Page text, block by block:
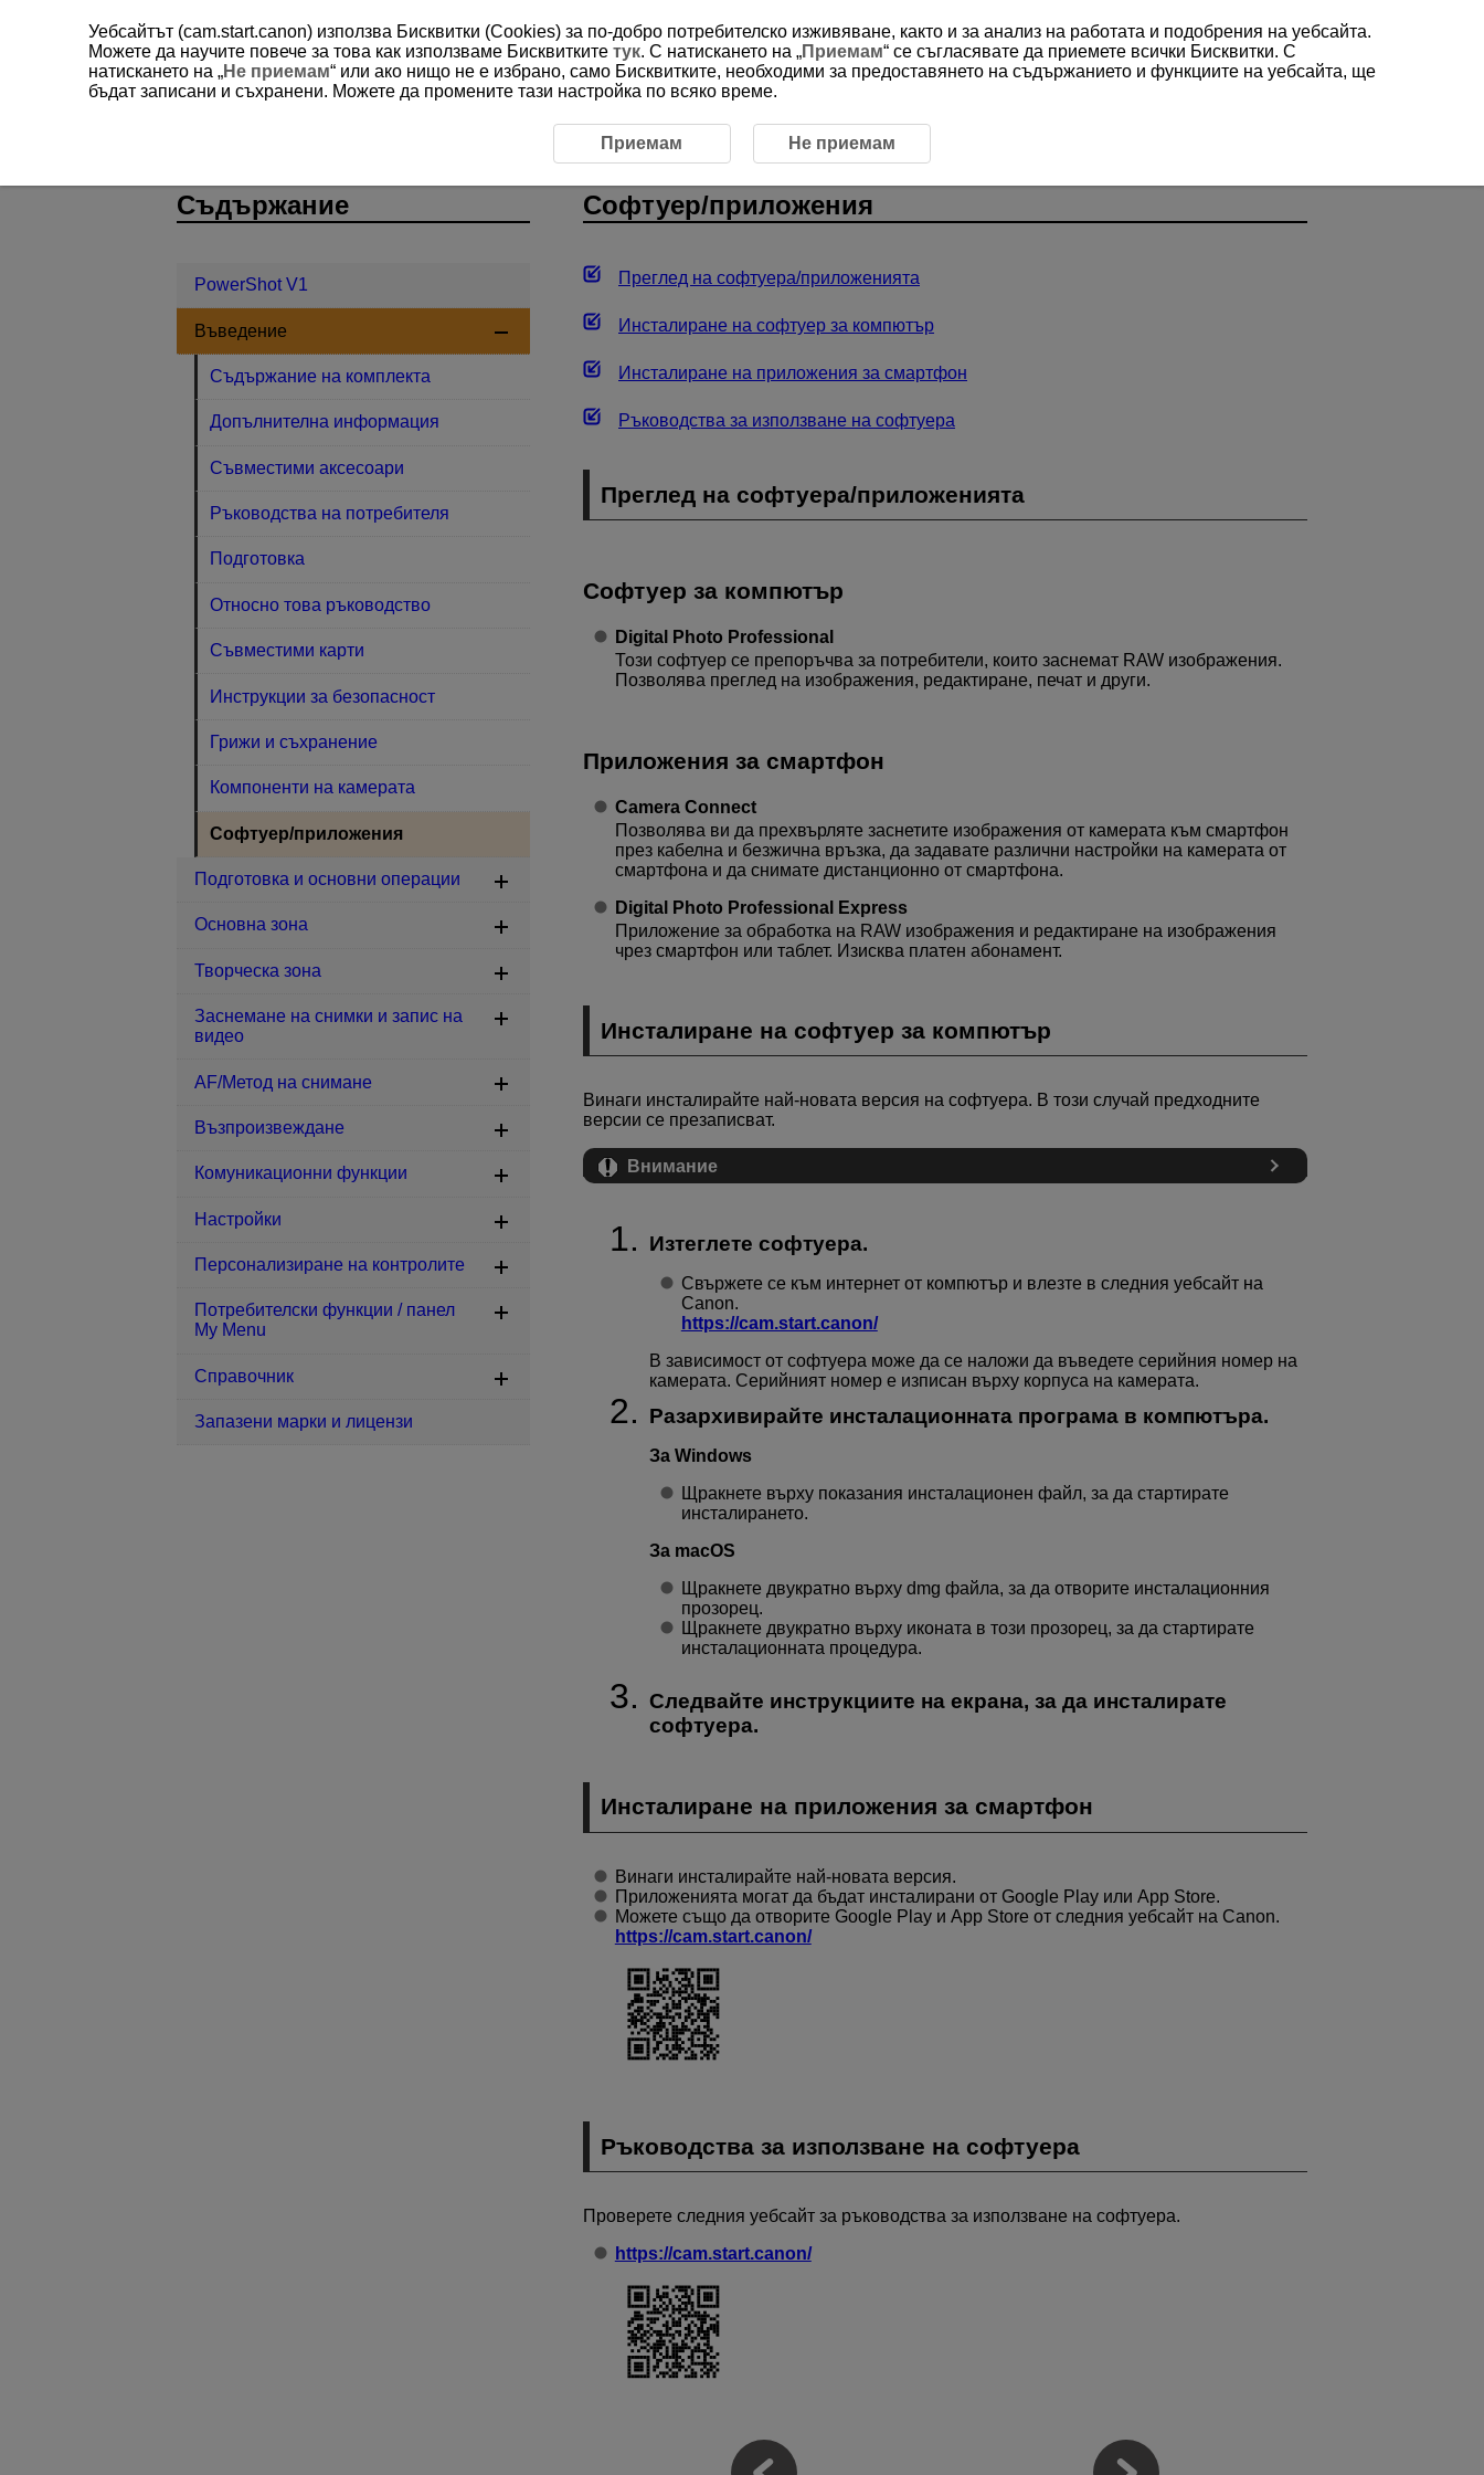
PowerShot V1 Въведение Софтуер/приложения
Софтуер/приложения
Преглед на софтуера/приложенията
Инсталиране на софтуер за компютър
Инсталиране на приложения за смартфон
Ръководства за използване на софтуера
Преглед на софтуера/приложенията
Софтуер за компютър
Digital Photo Professional
Този софтуер се препоръчва за потребители, които заснемат RAW изображения.
Позволява преглед на изображения, редактиране, печат и други.
Приложения за смартфон
Camera Connect
Позволява ви да прехвърляте заснетите изображения от камерата към смартфон
през кабелна и безжична връзка, да задавате различни настройки на камерата от
смартфона и да снимате дистанционно от смартфона.
Digital Photo Professional Express
Приложение за обработка на RAW изображения и редактиране на изображения
чрез смартфон или таблет. Изисква платен абонамент.
Инсталиране на софтуер за компютър
Винаги инсталирайте най-новата версия на софтуера. В този случай предходните
версии се презаписват.
Внимание
Изтеглете софтуера.
Свържете се към интернет от компютър и влезте в следния уебсайт на
Canon.
https://cam.start.canon/
В зависимост от софтуера може да се наложи да въведете серийния номер на
камерата. Серийният номер е изписан върху корпуса на камерата.
Разархивирайте инсталационната програма в компютъра.
За Windows
Щракнете върху показания инсталационен файл, за да стартирате
инсталирането.
За macOS
Щракнете двукратно върху dmg файла, за да отворите инсталационния
прозорец.
Щракнете двукратно върху иконата в този прозорец, за да стартирате
инсталационната процедура.
Следвайте инструкциите на екрана, за да инсталирате
софтуера.
Инсталиране на приложения за смартфон
Винаги инсталирайте най-новата версия.
Приложенията могат да бъдат инсталирани от Google Play или App Store.
Можете също да отворите Google Play и App Store от следния уебсайт на Canon.
https://cam.start.canon/
Ръководства за използване на софтуера
Проверете следния уебсайт за ръководства за използване на софтуера.
https://cam.start.canon/
Съдържание
PowerShot V1
Въведение
Съдържание на комплекта
Допълнителна информация
Съвместими аксесоари
Ръководства на потребителя
Подготовка
Относно това ръководство
Съвместими карти
Инструкции за безопасност
Грижи и съхранение
Компоненти на камерата
Софтуер/приложения
Подготовка и основни операции
Основна зона
Творческа зона
Заснемане на снимки и запис на
видео
AF/Метод на снимане
Възпроизвеждане
Комуникационни функции
Настройки
Персонализиране на контролите
Потребителски функции / панел
My Menu
Справочник
Запазени марки и лицензи
Уебсайтът (cam.start.canon) използва Бисквитки (Cookies) за по-добро потребителско изживяване, както и за анализ на работата и подобрения на уебсайта.
Можете да научите повече за това как използваме Бисквитките тук. С натискането на „Приемам“ се съгласявате да приемете всички Бисквитки. С
натискането на „Не приемам“ или ако нищо не е избрано, само Бисквитките, необходими за предоставянето на съдържанието и функциите на уебсайта, ще
бъдат записани и съхранени. Можете да промените тази настройка по всяко време.
Приемам Не приемам